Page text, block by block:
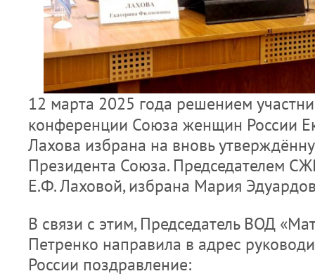
12 марта 2025 года решением
конференции Союза женщин России
Лахова избрана на вновь
Президента Союза. Председателем
Е.Ф. Лаховой, избрана Мария
В связи с этим, Председатель ВОД
Петренко направила в адрес
России поздравление: